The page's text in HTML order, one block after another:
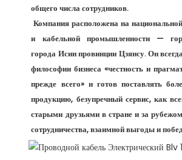
общего числа сотрудников.
Компания расположена на национальной базе проводной
и кабельной промышленности —
города Исин провинции Цзянсу. Он
философии бизнеса «честность и
прежде всего» и готов поставлять
продукцию, безупречный сервис, как
старыми друзьями в стране и за